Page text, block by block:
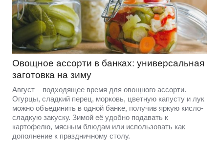
Овощное ассорти в банках: универсальная
заготовка на зиму
Август – подходящее время для овощного ассорти.
Огурцы, сладкий перец, морковь, цветную капусту и лук
можно объединить в одной банке, получив яркую кисло-
сладкую закуску. Зимой её удобно подавать к
картофелю, мясным блюдам или использовать как
дополнение к праздничному столу.